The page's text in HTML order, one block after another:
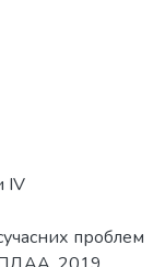
ІV
проблем